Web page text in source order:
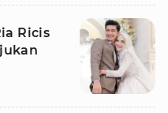
Ricis